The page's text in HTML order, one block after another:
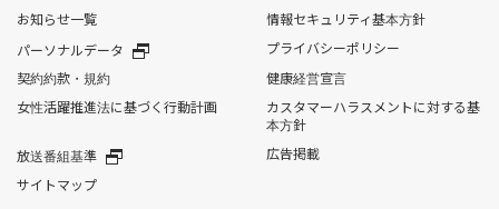
お知らせ一覧
情報セキュリティ基本方針
パーソナルデータ
プライバシーポリシー
契約約款・規約
健康経営宣言
女性活躍推進法に基づく行動計画
カスタマーハラスメントに対する基
本方針
放送番組基準
広告掲載
サイトマップ